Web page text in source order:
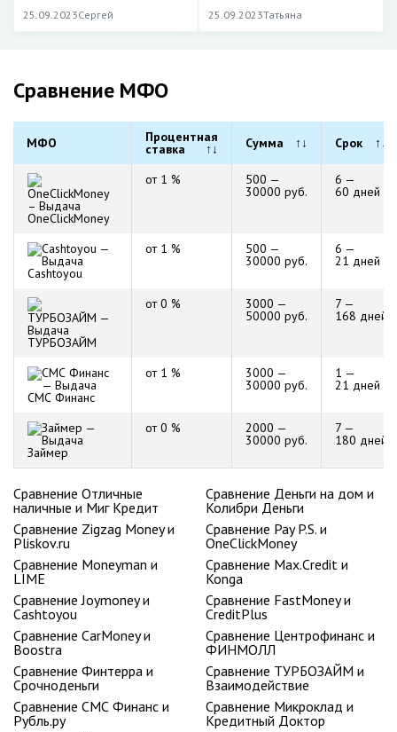
25.09.2023Сергей 25.09.2023Татьяна
Сравнение МФО
МФО Процентная
ставка ↑↓ Сумма ↑↓ Срок ↑↓
OneClickMoney
от 1 % 500 —
30000 руб.
6 —
60 дней
Cashtoyou
от 1 % 500 —
30000 руб.
6 —
21 дней
ТУРБОЗАЙМ
от 0 % 3000 —
50000 руб.
7 —
168 дней
СМС Финанс
от 1 % 3000 —
30000 руб.
1 —
21 дней
Займер
от 0 % 2000 —
30000 руб.
7 —
180 дней
Сравнение Отличные
наличные и Миг Кредит
Сравнение Деньги на дом и
Колибри Деньги
Сравнение Zigzag Money и
Pliskov.ru
Сравнение Pay P.S. и
OneClickMoney
Сравнение Moneyman и
LIME
Сравнение Max.Credit и
Konga
Сравнение Joymoney и
Cashtoyou
Сравнение FastMoney и
CreditPlus
Сравнение CarMoney и
Boostra
Сравнение Центрофинанс и
ФИНМОЛЛ
Сравнение Финтерра и
Срочноденьги
Сравнение ТУРБОЗАЙМ и
Взаимодействие
Сравнение СМС Финанс и
Рубль.ру
Сравнение Микроклад и
Кредитный Доктор